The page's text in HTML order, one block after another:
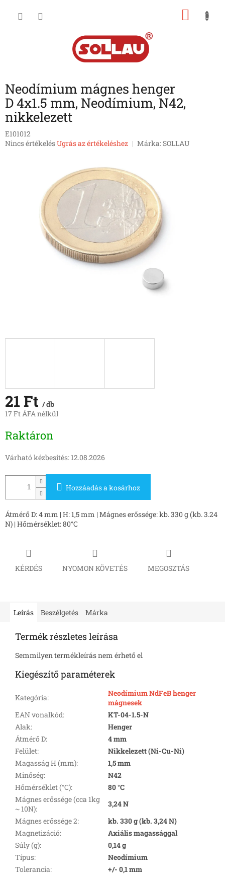
Neodímium mágnes henger
D 4x1.5 mm, Neodímium, N42,
nikkelezett
E101012
A
Nincs értékelésUgrás az értékeléshez Márka:SOLLAU
21 Ft / db
17 Ft ÁFA nélkül
Raktáron
Várható kézbesítés: 12.08.2026
Hozzáadás a kosárhoz
Átmérő D: 4 mm | H: 1,5 mm | Mágnes erőssége: kb. 330 g (kb. 3.24
N) | Hőmérséklet: 80°C
KÉRDÉS NYOMON KÖVETÉS MEGOSZTÁS
Leírás Beszélgetés Márka
Termék részletes leírása
Semmilyen termékleírás nem érhető el
Kiegészítő paraméterek
Kategória:
Neodímium NdFeB henger
mágnesek
EAN vonalkód:
KT-04-1.5-N
Alak:
Henger
Átmérő D:
4 mm
Felület:
Nikkelezett (Ni-Cu-Ni)
Magasság H (mm):
1,5 mm
Minőség:
N42
Hőmérséklet (°C):
80 °C
Mágnes erőssége (cca 1kg
~ 10N):
3,24 N
Mágnes erőssége 2:
kb. 330 g (kb. 3,24 N)
Magnetizáció:
Axiális magassággal
Súly (g):
0,14 g
Típus:
Neodímium
Tolerancia: +/- 0,1 mm